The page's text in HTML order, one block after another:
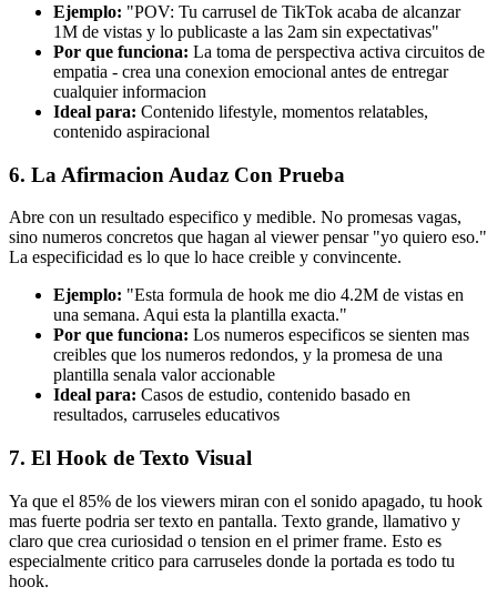
Ejemplo: "POV: Tu carrusel de TikTok acaba de alcanzar
1M de vistas y lo publicaste a las 2am sin expectativas"
Por que funciona: La toma de perspectiva activa circuitos de
empatia - crea una conexion emocional antes de entregar
cualquier informacion
Ideal para: Contenido lifestyle, momentos relatables,
contenido aspiracional
6. La Afirmacion Audaz Con Prueba
Abre con un resultado especifico y medible. No promesas vagas,
sino numeros concretos que hagan al viewer pensar "yo quiero eso."
La especificidad es lo que lo hace creible y convincente.
Ejemplo: "Esta formula de hook me dio 4.2M de vistas en
una semana. Aqui esta la plantilla exacta."
Por que funciona: Los numeros especificos se sienten mas
creibles que los numeros redondos, y la promesa de una
plantilla senala valor accionable
Ideal para: Casos de estudio, contenido basado en
resultados, carruseles educativos
7. El Hook de Texto Visual
Ya que el 85% de los viewers miran con el sonido apagado, tu hook
mas fuerte podria ser texto en pantalla. Texto grande, llamativo y
claro que crea curiosidad o tension en el primer frame. Esto es
especialmente critico para carruseles donde la portada es todo tu
hook.